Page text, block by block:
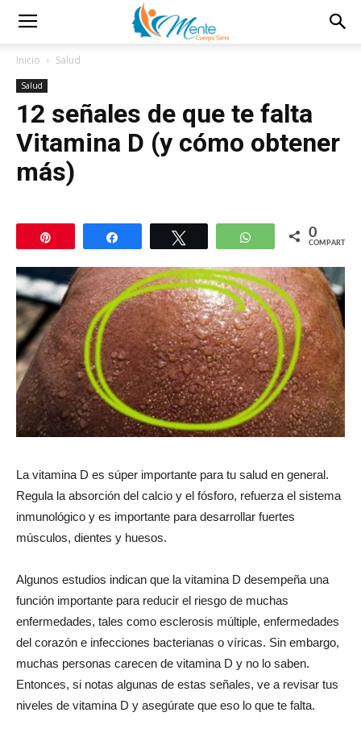
Inicio Salud
Salud
12 señales de que te falta
Vitamina D (y cómo obtener
más)
Compartir WhatsApp
0
COMPARTIR
La vitamina D es súper importante para tu salud en general.
Regula la absorción del calcio y el fósforo, refuerza el sistema
inmunológico y es importante para desarrollar fuertes
músculos, dientes y huesos.
Algunos estudios indican que la vitamina D desempeña una
función importante para reducir el riesgo de muchas
enfermedades, tales como esclerosis múltiple, enfermedades
del corazón e infecciones bacterianas o víricas. Sin embargo,
muchas personas carecen de vitamina D y no lo saben.
Entonces, si notas algunas de estas señales, ve a revisar tus
niveles de vitamina D y asegúrate que eso lo que te falta.